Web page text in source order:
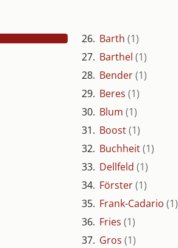
26. Barth (1)
27. Barthel (1)
28. Bender(1)
29. Beres (1)
30. Blum (1)
31. Boost(1)
32. Buchheit(1)
33. Dellfeld (1)
34. Förster(1)
35. Frank-Cadario (1)
36. Fries (1)
37. Gros (1)